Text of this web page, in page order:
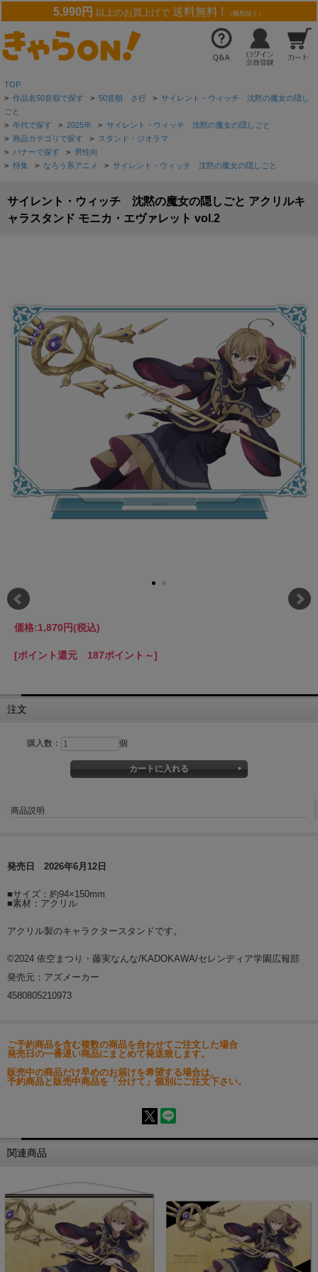
5,990円 以上のお買上げで 送料無料 ! （離島除く）
TOP
> 作品名50音順で探す > 50音順 さ行 > サイレント・ウィッチ 沈黙の魔女の隠し
ごと
> 年代で探す > 2025年 > サイレント・ウィッチ 沈黙の魔女の隠しごと
> 商品カテゴリで探す > スタンド・ジオラマ
> バナーで探す > 男性向
> 特集 > なろう系アニメ > サイレント・ウィッチ 沈黙の魔女の隠しごと
サイレント・ウィッチ 沈黙の魔女の隠しごと アクリルキ
ャラスタンド モニカ・エヴァレット vol.2
価格:1,870円(税込)
[ポイント還元 187ポイント～]
注文
購入数： 個
商品説明
発売日 2026年6月12日
■サイズ：約94×150mm
■素材：アクリル
アクリル製のキャラクタースタンドです。
©2024 依空まつり・藤実なんな/KADOKAWA/セレンディア学園広報部
発売元：アズメーカー
4580805210973
ご予約商品を含む複数の商品を合わせてご注文した場合
発売日の一番遅い商品にまとめて発送致します。
販売中の商品だけ早めのお届けを希望する場合は、
予約商品と販売中商品を「分けて」個別にご注文下さい。
関連商品